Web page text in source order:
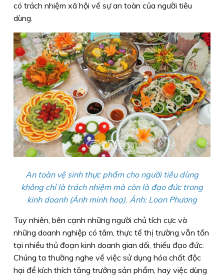
có trách nhiệm xã hội về sự an toàn của người tiêu
dùng.
An toàn vệ sinh thực phẩm cho người tiêu dùng
không chỉ là trách nhiệm mà còn là đạo đức trong
kinh doanh (Ảnh minh hoạ). Ảnh: Loan Phương
Tuy nhiên, bên cạnh những người chủ tích cực và
những doanh nghiệp có tâm, thực tế thị trường vẫn tồn
tại nhiều thủ đoạn kinh doanh gian dối, thiếu đạo đức.
Chúng ta thường nghe về việc sử dụng hóa chất độc
hại để kích thích tăng trưởng sản phẩm, hay việc dùng